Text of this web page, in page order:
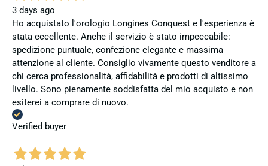
3 days ago
Ho acquistato l'orologio Longines Conquest e l'esperienza è
stata eccellente. Anche il servizio è stato impeccabile:
spedizione puntuale, confezione elegante e massima
attenzione al cliente. Consiglio vivamente questo venditore a
chi cerca professionalità, affidabilità e prodotti di altissimo
livello. Sono pienamente soddisfatta del mio acquisto e non
esiterei a comprare di nuovo.
Verified buyer